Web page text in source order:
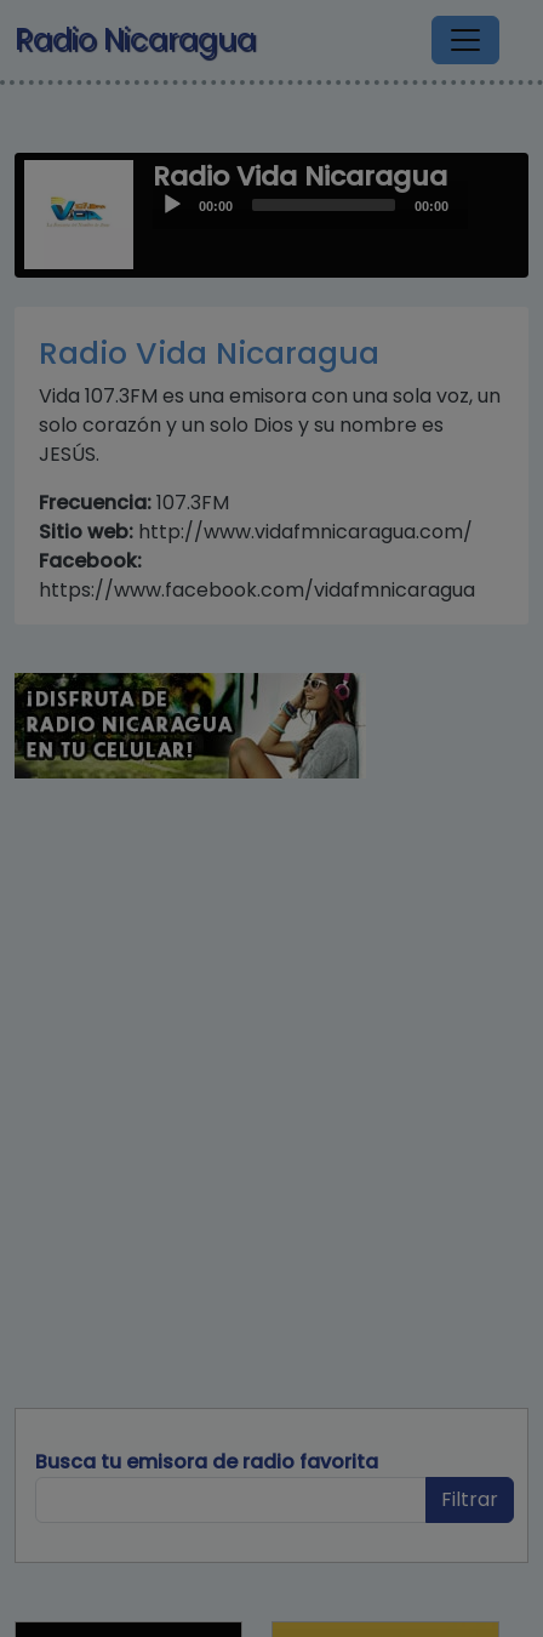
Pasar al contenido principal
Radio Nicaragua
Radio Vida Nicaragua
Audio00:00 00:00
Radio Vida Nicaragua
Vida 107.3FM es una emisora con una sola voz, un
solo corazón y un solo Dios y su nombre es
JESÚS.
Frecuencia:107.3FM
Sitio web: http://www.vidafmnicaragua.com/
Facebook:
https://www.facebook.com/vidafmnicaragua
Busca tu emisora de radio favorita
Filtrar